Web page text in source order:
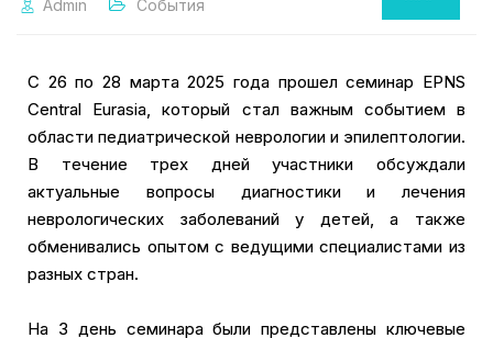
Admin События
С 26 по 28 марта 2025 года прошел семинар EPNS
Central Eurasia, который стал важным событием в
области педиатрической неврологии и эпилептологии.
В течение трех дней участники обсуждали
актуальные вопросы диагностики и лечения
неврологических заболеваний у детей, а также
обменивались опытом с ведущими специалистами из
разных стран.
На 3 день семинара были представлены ключевые